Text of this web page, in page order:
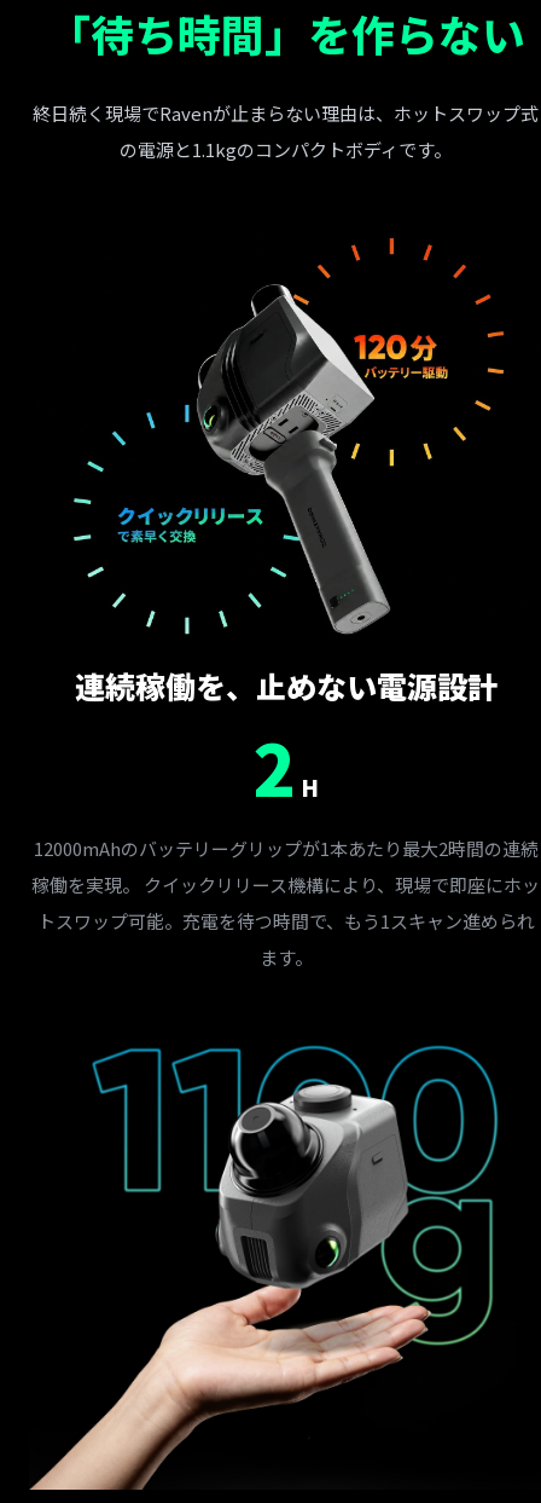
「待ち時間」を作らない
終日続く現場でRavenが止まらない理由は、ホットスワップ式
の電源と1.1kgのコンパクトボディです。
連続稼働を、止めない電源設計
2 H
12000mAhのバッテリーグリップが1本あたり最大2時間の連続
稼働を実現。 クイックリリース機構により、現場で即座にホッ
トスワップ可能。充電を待つ時間で、もう1スキャン進められ
ます。